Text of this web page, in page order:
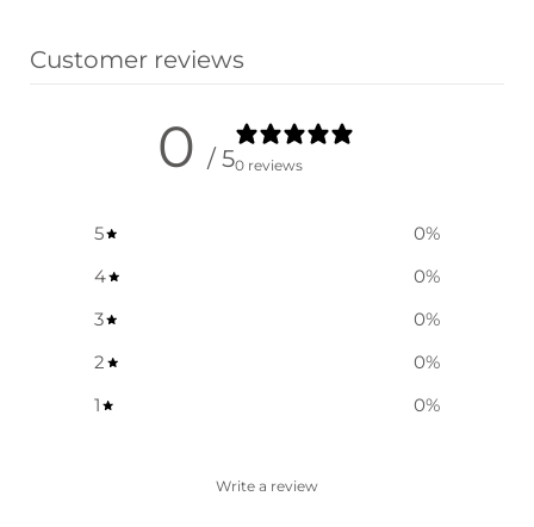
Customer reviews
0 / 50 reviews
5 0%
4
0%
3
0%
2
0%
1
0%
Write a review